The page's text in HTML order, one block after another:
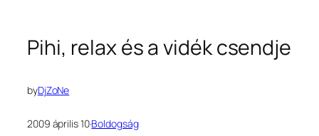
Pihi, relax és a vidék csendje
byDjZoNe
2009 április 10·Boldogság